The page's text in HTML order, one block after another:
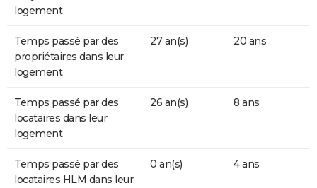
logement
Temps passé par des
propriétaires dans leur
logement
27 an(s) 20 ans
Temps passé par des
locataires dans leur
logement
26 an(s) 8 ans
Temps passé par des
locataires HLM dans leur
0 an(s) 4 ans